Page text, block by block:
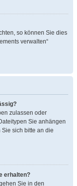
so können Sie dies
verwalten“
zulassen oder
Sie anhängen
sich bitte an die
erhalten?
Sie in den